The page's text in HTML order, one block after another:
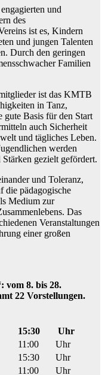
und
des
ist es, Kindern
und jungen Talenten
Durch den geringen
Familien
ist das KMTB
in Tanz,
gute Basis für den Start
auch Sicherheit
und tägliches Leben.
werden
gezielt gefördert.
und Toleranz,
die pädagogische
Medium zur
Das
Veranstaltungen
einer großen
vom 8. bis 28.
22 Vorstellungen.
15:30
Uhr
11:00
Uhr
15:30
Uhr
11:00 Uhr